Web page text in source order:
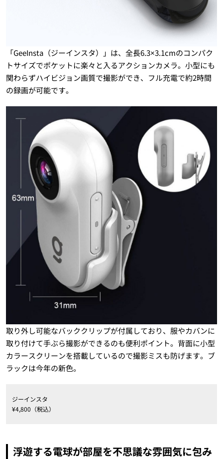
「GeeInsta（ジーインスタ）」は、全長6.3×3.1cmのコンパク
トサイズでポケットに楽々と入るアクションカメラ。小型にも
関わらずハイビジョン画質で撮影ができ、フル充電で約2時間
の録画が可能です。
取り外し可能なバッククリップが付属しており、服やカバンに
取り付けて手ぶら撮影ができるのも便利ポイント。背面に小型
カラースクリーンを搭載しているので撮影ミスも防げます。ブ
ラックは今年の新色。
ジーインスタ
¥4,800（税込）
浮遊する電球が部屋を不思議な雰囲気に包み